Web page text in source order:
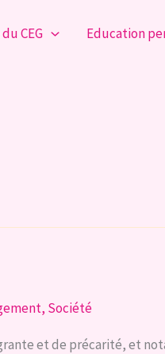
CEG Education
, Société
et de précarité, et